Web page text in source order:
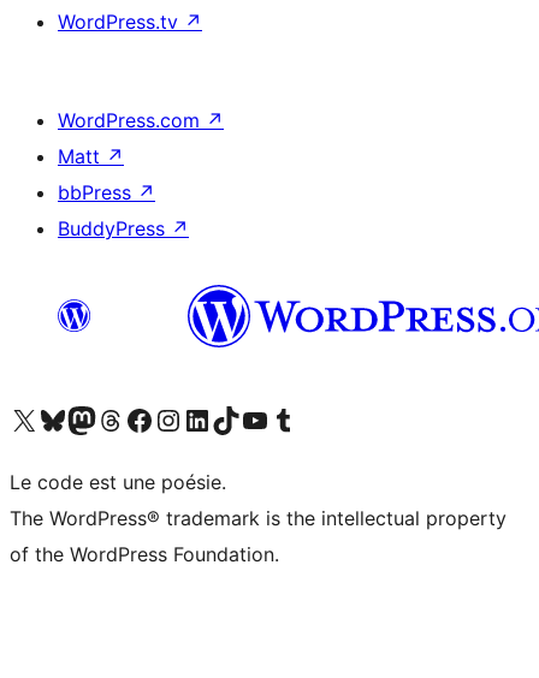
WordPress.tv ↗
WordPress.com ↗
Matt ↗
bbPress ↗
BuddyPress ↗
Visitez notre compte X (précédemment Twitter)
Visiter notre compte Bluesky
Visiter notre compte Mastodon
Visiter notre compte Threads
Consulter notre compte Facebook
Consulter notre compte Instagram
Consulter notre compte LinkedIn
Visiter notre compte TokTok
Visiter notre chaîne YouTube
Visiter notre compte Tumblr
Le code est une poésie.
The WordPress® trademark is the intellectual property
of the WordPress Foundation.